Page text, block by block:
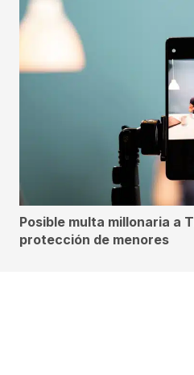
Posible multa millonaria a
protección de menores